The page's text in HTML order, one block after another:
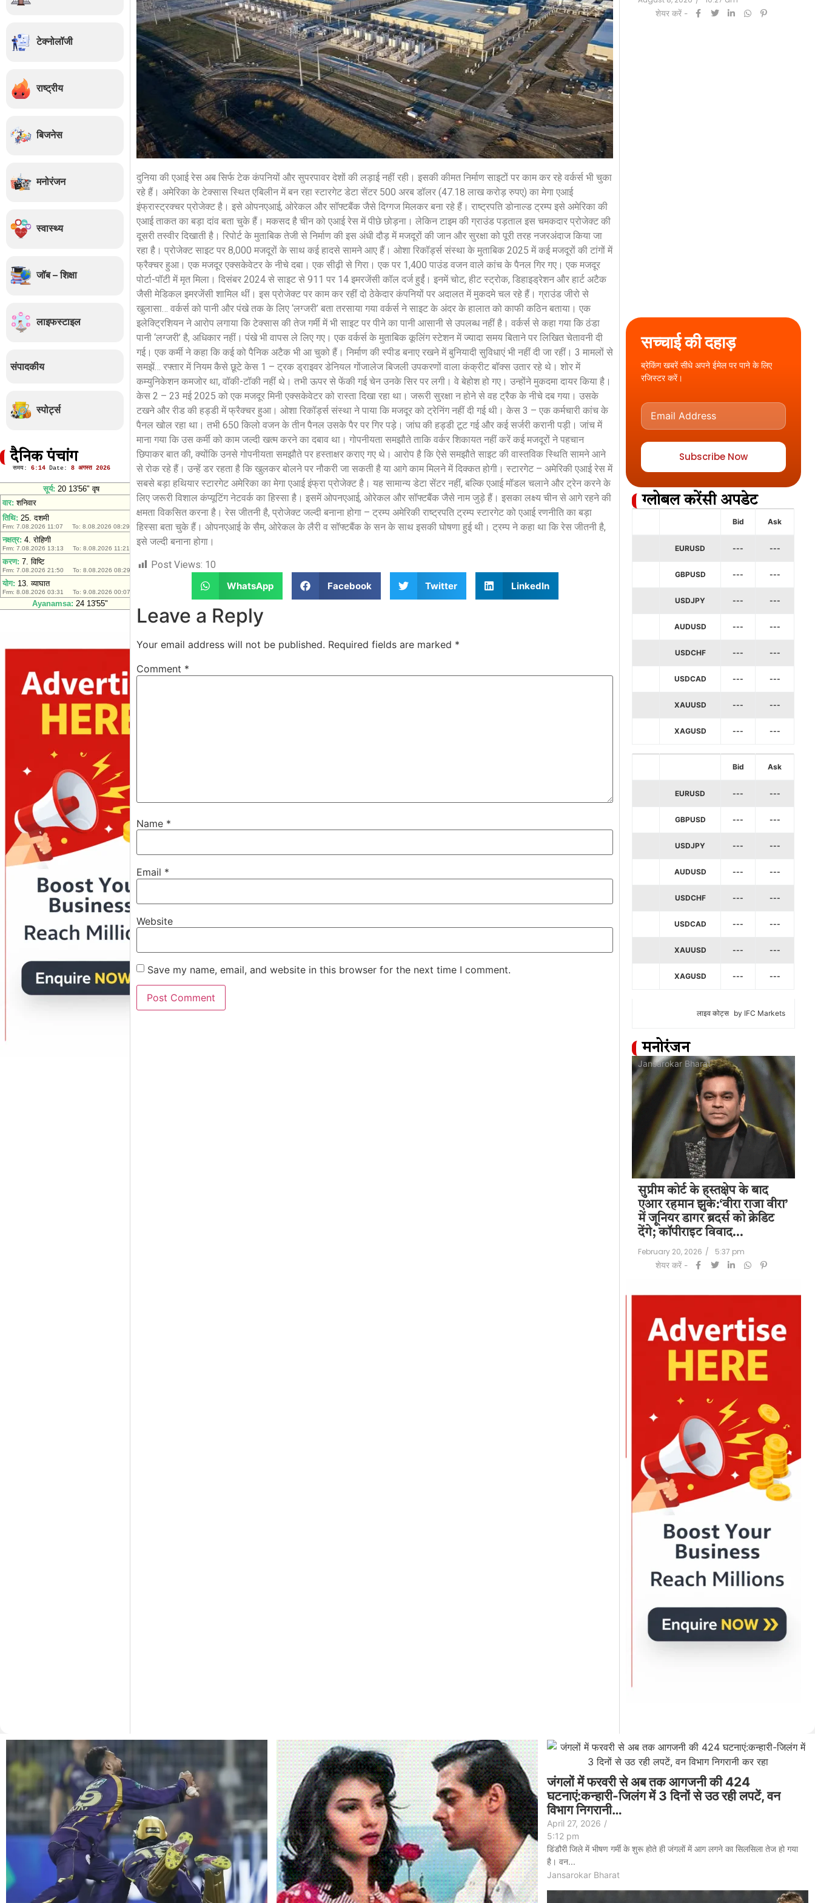
टेक्नोलॉजी
राष्ट्रीय
बिजनेस
मनोरंजन
स्वास्थ्य
जॉब – शिक्षा
लाइफस्टाइल
संपादकीय
स्पोर्ट्स
दैनिक पंचांग
दुनिया की एआई रेस अब सिर्फ टेक कंपनियों और सुपरपावर देशों की लड़ाई नहीं रही। इसकी कीमत निर्माण साइटों पर काम कर रहे वर्कर्स भी चुका
रहे हैं। अमेरिका के टेक्सास स्थित एबिलीन में बन रहा स्टारगेट डेटा सेंटर 500 अरब डॉलर (47.18 लाख करोड़ रुपए) का मेगा एआई
इंफ्रास्ट्रक्चर प्रोजेक्ट है। इसे ओपनएआई, ओरेकल और सॉफ्टबैंक जैसे दिग्गज मिलकर बना रहे हैं। राष्ट्रपति डोनाल्ड ट्रम्प इसे अमेरिका की
एआई ताकत का बड़ा दांव बता चुके हैं। मकसद है चीन को एआई रेस में पीछे छोड़ना। लेकिन टाइम की ग्राउंड पड़ताल इस चमकदार प्रोजेक्ट की
दूसरी तस्वीर दिखाती है। रिपोर्ट के मुताबिक तेजी से निर्माण की इस अंधी दौड़ में मजदूरों की जान और सुरक्षा को पूरी तरह नजरअंदाज किया जा
रहा है। प्रोजेक्ट साइट पर 8,000 मजदूरों के साथ कई हादसे सामने आए हैं। ओशा रिकॉर्ड्स संस्था के मुताबिक 2025 में कई मजदूरों की टांगों में
फ्रैक्चर हुआ। एक मजदूर एक्सकेवेटर के नीचे दबा। एक सीढ़ी से गिरा। एक पर 1,400 पाउंड वजन वाले कांच के पैनल गिर गए। एक मजदूर
पोर्टा-पॉटी में मृत मिला। दिसंबर 2024 से साइट से 911 पर 14 इमरजेंसी कॉल दर्ज हुईं। इनमें चोट, हीट स्ट्रोक, डिहाइड्रेशन और हार्ट अटैक
जैसी मेडिकल इमरजेंसी शामिल थीं। इस प्रोजेक्ट पर काम कर रहीं दो ठेकेदार कंपनियों पर अदालत में मुकदमे चल रहे हैं। ग्राउंड जीरो से
खुलासा… वर्कर्स को पानी और पंखे तक के लिए ‘लग्जरी’ बता तरसाया गया वर्कर्स ने साइट के अंदर के हालात को काफी कठिन बताया। एक
इलेक्ट्रिशियन ने आरोप लगाया कि टेक्सास की तेज गर्मी में भी साइट पर पीने का पानी आसानी से उपलब्ध नहीं है। वर्कर्स से कहा गया कि ठंडा
पानी ‘लग्जरी’ है, अधिकार नहीं। पंखे भी वापस ले लिए गए। एक वर्कर्स के मुताबिक कूलिंग स्टेशन में ज्यादा समय बिताने पर लिखित चेतावनी दी
गई। एक कर्मी ने कहा कि कई को पैनिक अटैक भी आ चुको हैं। निर्माण की स्पीड बनाए रखने में बुनियादी सुविधाएं भी नहीं दी जा रहीं। 3 मामलों से
समझें… रफ्तार में नियम कैसे छूटे केस 1 – ट्रक ड्राइवर डेनियल गोंजालेज बिजली उपकरणों वाला कंक्रीट बॉक्स उतार रहे थे। शोर में
कम्युनिकेशन कमजोर था, वॉकी-टॉकी नहीं थे। तभी ऊपर से फेंकी गई चेन उनके सिर पर लगी। वे बेहोश हो गए। उन्होंने मुकदमा दायर किया है।
केस 2 – 23 मई 2025 को एक मजदूर मिनी एक्सकेवेटर को रास्ता दिखा रहा था। जरूरी सुरक्षा न होने से वह ट्रैक के नीचे दब गया। उसके
टखने और रीड की हड्डी में फ्रैक्चर हुआ। ओशा रिकॉर्ड्स संस्था ने पाया कि मजदूर को ट्रेनिंग नहीं दी गई थी। केस 3 – एक कर्मचारी कांच के
पैनल खोल रहा था। तभी 650 किलो वजन के तीन पैनल उसके पैर पर गिर पड़े। जांघ की हड्डी टूट गई और कई सर्जरी करानी पड़ी। जांच में
माना गया कि उस कर्मी को काम जल्दी खत्म करने का दबाव था। गोपनीयता समझौते ताकि वर्कर शिकायत नहीं करें कई मजदूरों ने पहचान
छिपाकर बात की, क्योंकि उनसे गोपनीयता समझौते पर हस्ताक्षर कराए गए थे। आरोप है कि ऐसे समझौते साइट की वास्तविक स्थिति सामने आने
से रोक रहे हैं। उन्हें डर रहता है कि खुलकर बोलने पर नौकरी जा सकती है या आगे काम मिलने में दिक्कत होगी। स्टारगेट – अमेरिकी एआई रेस में
सबसे बड़ा हथियार स्टारगेट अमेरिका का मेगा एआई इंफ्रा प्रोजेक्ट है। यह सामान्य डेटा सेंटर नहीं, बल्कि एआई मॉडल चलाने और ट्रेन करने के
लिए जरूरी विशाल कंप्यूटिंग नेटवर्क का हिस्सा है। इसमें ओपनएआई, ओरेकल और सॉफ्टबैंक जैसे नाम जुड़े हैं। इसका लक्ष्य चीन से आगे रहने की
क्षमता विकसित करना है। रेस जीतनी है, प्रोजेक्ट जल्दी बनाना होगा – ट्रम्प अमेरिकी राष्ट्रपति ट्रम्प स्टारगेट को एआई रणनीति का बड़ा
हिस्सा बता चुके हैं। ओपनएआई के सैम, ओरेकल के लैरी व सॉफ्टबैंक के सन के साथ इसकी घोषणा हुई थी। ट्रम्प ने कहा था कि रेस जीतनी है,
इसे जल्दी बनाना होगा।
Post Views: 10
WhatsApp
Facebook Twitter LinkedIn
Leave a Reply
Your email address will not be published. Required fields are marked *
Comment *
Name *
Email *
Website
Save my name, email, and website in this browser for the next time I comment.
शेयर करें -
शेयर करें -
सच्चाई की दहाड़
ब्रेकिंग खबरें सीधे अपने ईमेल पर पाने के लिए
रजिस्टर करें।
Subscribe Now
ग्लोबल करेंसी अपडेट
Bid Ask
EURUSD --- ---
GBPUSD --- ---
USDJPY --- ---
AUDUSD --- ---
USDCHF --- ---
USDCAD --- ---
XAUUSD --- ---
XAGUSD --- ---
Bid Ask
EURUSD --- ---
GBPUSD --- ---
USDJPY --- ---
AUDUSD --- ---
USDCHF --- ---
USDCAD --- ---
XAUUSD --- ---
XAGUSD --- ---
लाइव कोट्स by IFC Markets
मनोरंजन
Jansarokar Bharat
सुप्रीम कोर्ट के हस्तक्षेप के बाद
एआर रहमान झुके:‘वीरा राजा वीरा’
में जूनियर डागर ब्रदर्स को क्रेडिट
देंगे; कॉपीराइट विवाद…
February 20, 2026 /
5:37 pm
शेयर करें -
जंगलों में फरवरी से अब तक आगजनी की 424
घटनाएं:कन्हारी-जिलंग में 3 दिनों से उठ रही लपटें, वन
विभाग निगरानी…
April 27, 2026 /
5:12 pm
डिंडौरी जिले में भीषण गर्मी के शुरू होते ही जंगलों में आग लगने का सिलसिला तेज हो गया
है। वन...
Jansarokar Bharat